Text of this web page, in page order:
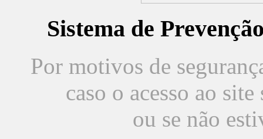
Sistema de
Por motivos de
caso o acesso ao
ou se não